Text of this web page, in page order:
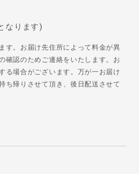
なります)
す。お届け先住所によって料金が異
確認のためご連絡をいたします。お
る場合がございます。万が一お届け
ち帰りさせて頂き、後日配送させて